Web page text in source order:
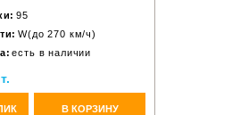
95
W(до 270 км/ч)
есть в наличии
В КОРЗИНУ